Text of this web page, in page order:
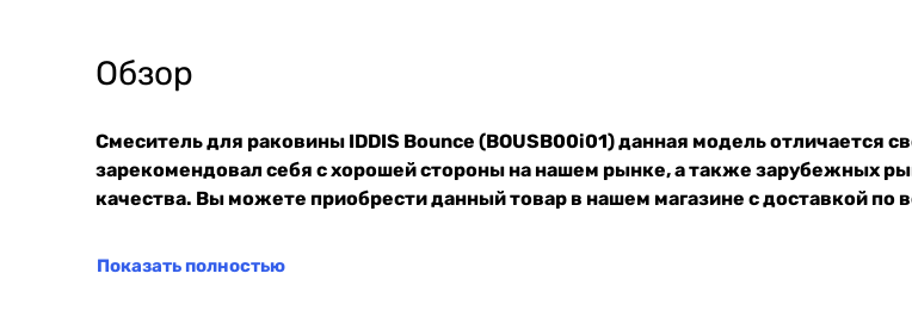
Обзор
Смеситель для раковины IDDIS Bounce (BOUSB00i01) данная модель отличается
зарекомендовал себя с хорошей стороны на нашем рынке, а также зарубежных
качества. Вы можете приобрести данный товар в нашем магазине с доставкой по
Показать полностью